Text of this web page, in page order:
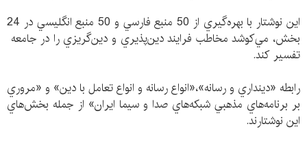
اين نوشتار با بهره‌گيري از 50 منبع فارسي و 50 منبع انگليسي در 24
بخش، مي‌كوشد مخاطب فرايند دين‌پذيري و دين‌گريزي را در جامعه
تفسير كند.
رابطه «دينداري و رسانه»،«انواع رسانه و انواع تعامل با دين» و «مروري
بر برنامه‌هاي مذهبي شبكه‌هاي صدا و سيما ايران» از جمله بخش‌هاي
اين نوشتارند.